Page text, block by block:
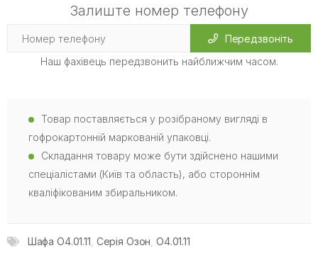
Залиште номер телефону
Передзвоніть
Наш фахівець передзвонить найближчим часом.
Товар поставляється у розібраному вигляді в
гофрокартонній маркованій упаковці.
Складання товару може бути здійснено нашими
спеціалістами (Київ та область), або стороннім
кваліфікованим збиральником.
Шафа O4.01.11 Серія Озон ,O4.01.11